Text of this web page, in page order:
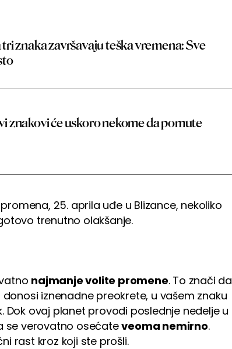
tri znaka završavaju teška vremena: Sve
znakovi će uskoro nekome da pomute
25. aprila uđe u Blizance, nekoliko
trenutno olakšanje.
najmanje volite promene. To znači da
iznenadne preokrete, u vašem znaku
Dok ovaj planet provodi poslednje nedelje u
se verovatno osećateveoma nemirno.
rast kroz koji ste prošli.